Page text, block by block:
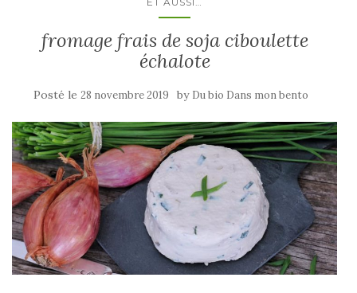
fromage frais de soja ciboulette
échalote
Posté le 28 novembre 2019 by Du bio Dans mon bento